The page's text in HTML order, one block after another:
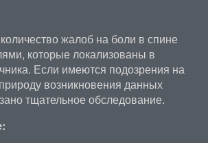
жалоб на боли в спине
которые локализованы в
Если имеются подозрения на
возникновения данных
тщательное обследование.